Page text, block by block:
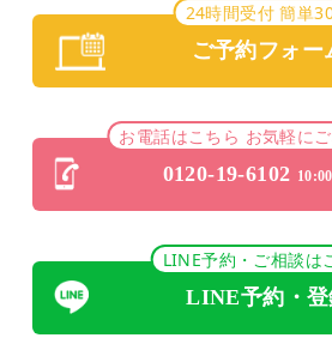
24時間受付 簡単
ご予約フォー
お電話はこちら お気軽に
0120-19-6102
LINE予約・ご相談は
LINE予約・